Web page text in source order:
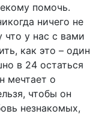
помочь.
ничего не
что у нас с вами
как это – один
в 24 остаться
мечтает о
чтобы он
незнакомых,